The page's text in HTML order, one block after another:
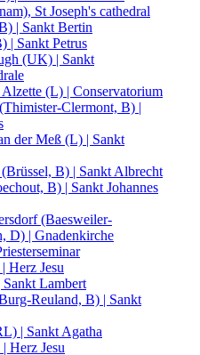
St Joseph's cathedral
| Sankt Bertin
| Sankt Petrus
(UK) | Sankt
Alzette (L) | Conservatorium
Clermont, B) |
der Meß (L) | Sankt
(Brüssel, B) | Sankt Albrecht
B) | Sankt Johannes
(Baesweiler-
D) | Gnadenkirche
Herz Jesu
Sankt Lambert
Reuland, B) | Sankt
| Sankt Agatha
Herz Jesu